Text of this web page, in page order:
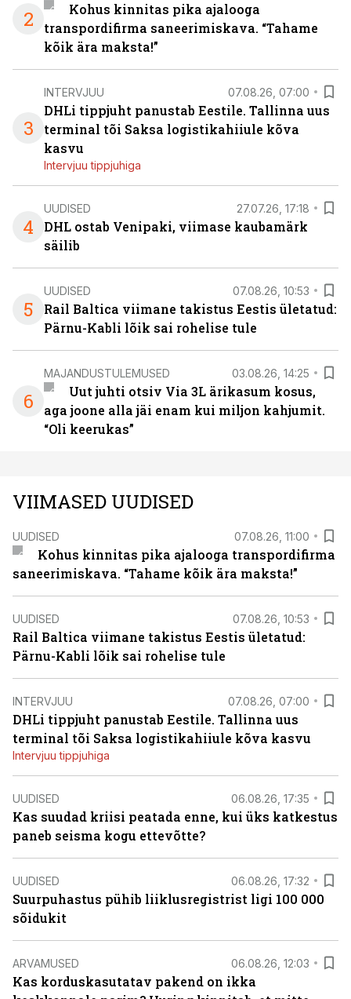
2
Kohus kinnitas pika ajalooga
transpordifirma saneerimiskava. “Tahame
kõik ära maksta!”
3
INTERVJUU 07.08.26, 07:00
DHLi tippjuht panustab Eestile. Tallinna uus
terminal tõi Saksa logistikahiiule kõva
kasvu
Intervjuu tippjuhiga
4
UUDISED 27.07.26, 17:18
DHL ostab Venipaki, viimase kaubamärk
säilib
5
UUDISED 07.08.26, 10:53
Rail Baltica viimane takistus Eestis ületatud:
Pärnu-Kabli lõik sai rohelise tule
6
MAJANDUSTULEMUSED 03.08.26, 14:25
Uut juhti otsiv Via 3L ärikasum kosus,
aga joone alla jäi enam kui miljon kahjumit.
“Oli keerukas”
VIIMASED UUDISED
UUDISED 07.08.26, 11:00
Kohus kinnitas pika ajalooga transpordifirma
saneerimiskava. “Tahame kõik ära maksta!”
UUDISED 07.08.26, 10:53
Rail Baltica viimane takistus Eestis ületatud:
Pärnu-Kabli lõik sai rohelise tule
INTERVJUU 07.08.26, 07:00
DHLi tippjuht panustab Eestile. Tallinna uus
terminal tõi Saksa logistikahiiule kõva kasvu
Intervjuu tippjuhiga
UUDISED 06.08.26, 17:35
Kas suudad kriisi peatada enne, kui üks katkestus
paneb seisma kogu ettevõtte?
UUDISED 06.08.26, 17:32
Suurpuhastus pühib liiklusregistrist ligi 100 000
sõidukit
ARVAMUSED 06.08.26, 12:03
Kas korduskasutatav pakend on ikka